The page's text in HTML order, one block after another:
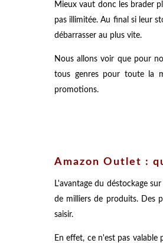
Mieux vaut donc les brader
pas illimitée. Au final si leur
débarrasser au plus vite.
Nous allons voir que pour
tous genres pour toute la
promotions.
Amazon Outlet :
L'avantage du déstockage
de milliers de produits. Des
saisir.
En effet, ce n'est pas